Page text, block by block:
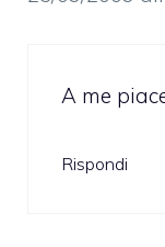
A me
Rispondi